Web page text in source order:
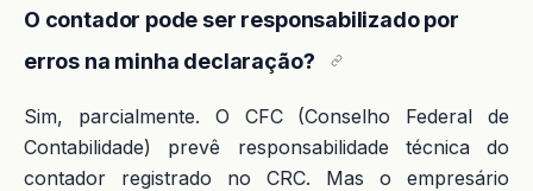
O contador pode ser responsabilizado por
erros na minha declaração?
Sim, parcialmente. O CFC (Conselho Federal de
Contabilidade) prevê responsabilidade técnica do
contador registrado no CRC. Mas o empresário